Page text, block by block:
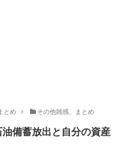
とめ その他雑感、まとめ
備蓄放出と自分の資産